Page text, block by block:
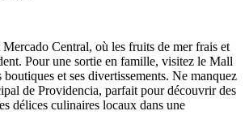
Central, où les fruits de mer frais et
Pour une sortie en famille, visitez le Mall
boutiques et ses divertissements. Ne manquez
de Providencia, parfait pour découvrir des
délices culinaires locaux dans une